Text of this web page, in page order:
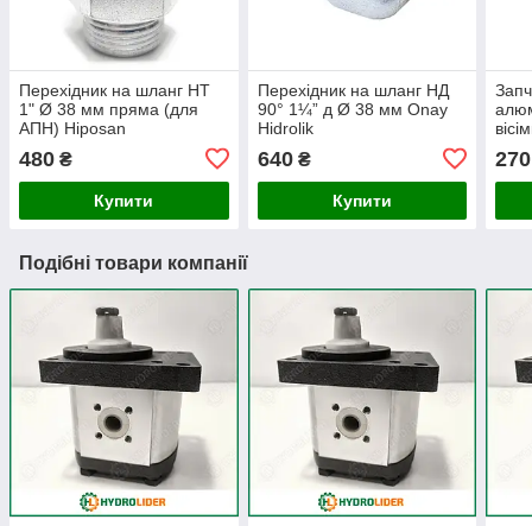
Перехідник на шланг НТ
1" Ø 38 мм пряма (для
АПН) Hiposan
480 ₴
Купити
Перехідник на шланг НД
90° 1¼” д Ø 38 мм Onay
Hidrolik
640₴
Купити
270
Подібні товари компанії